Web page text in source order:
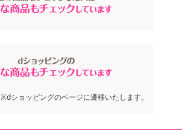
※dショッピングのページに遷移いたします。